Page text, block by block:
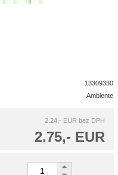
13309330
Ambiente
2.24,- EUR bez DPH
2.75,- EUR